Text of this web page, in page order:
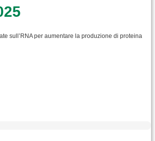
sull’RNA per aumentare la produzione di proteina